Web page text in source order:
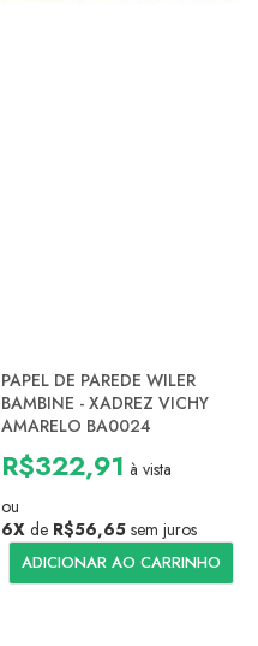
PAPEL DE PAREDE WILER
BAMBINE - XADREZ VICHY
AMARELO BA0024
R$322,91 à vista
ou
6X de R$56,65 sem juros
ADICIONAR AO CARRINHO